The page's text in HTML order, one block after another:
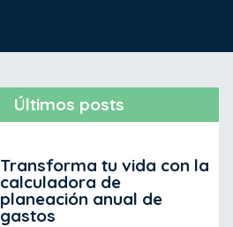
Últimos posts
Transforma tu vida con la
calculadora de
planeación anual de
gastos